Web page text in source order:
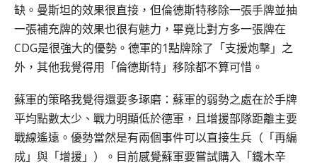
缺。曼斯坦的效果很直接，但倫德斯特移除一張手牌並抽
一張補充牌的效果也很有魅力，畢竟比對方多一張牌在
CDG是很強大的優勢。德軍的1點牌除了「支援炮擊」之
外，其他我覺得用「倫德斯特」移除都不算可惜。
蘇軍的策略我覺得還要多琢磨：蘇軍的弱勢之處在於手牌
平均點數太少、戰力明顯低於德軍，且增援部隊距離主要
戰線遙遠。優勢當然是有兩個事件可以直接生兵（「再編
成」與「增援」）。目前感覺蘇軍要嘗試購入「鐵木辛